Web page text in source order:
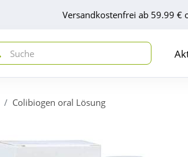
Versandkostenfrei ab 59.99 €
Colibiogen oral Lösung